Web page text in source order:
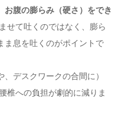
お腹の膨らみ（硬さ）をでき
せて吐くのではなく、膨ら
ま息を吐くのがポイントで
デスクワークの合間に）
椎への負担が劇的に減りま